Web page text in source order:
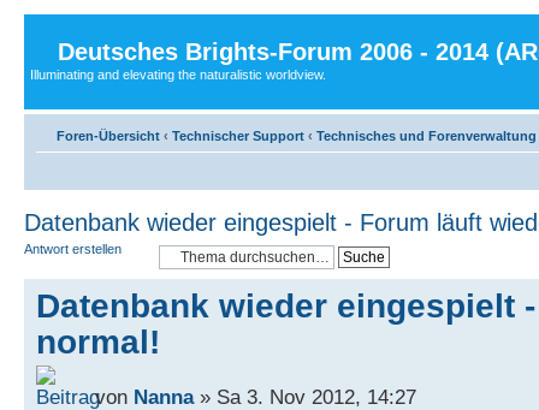
Deutsches Brights-Forum 2006 - 2014
Illuminating and elevating the naturalistic worldview.
Foren-Übersicht ‹ Technischer Support ‹ Technisches und Forenverwaltung
Datenbank wieder eingespielt - Forum läuft
Antwort erstellen
Datenbank wieder eingespielt
normal!
von Nanna» Sa 3. Nov 2012, 14:27